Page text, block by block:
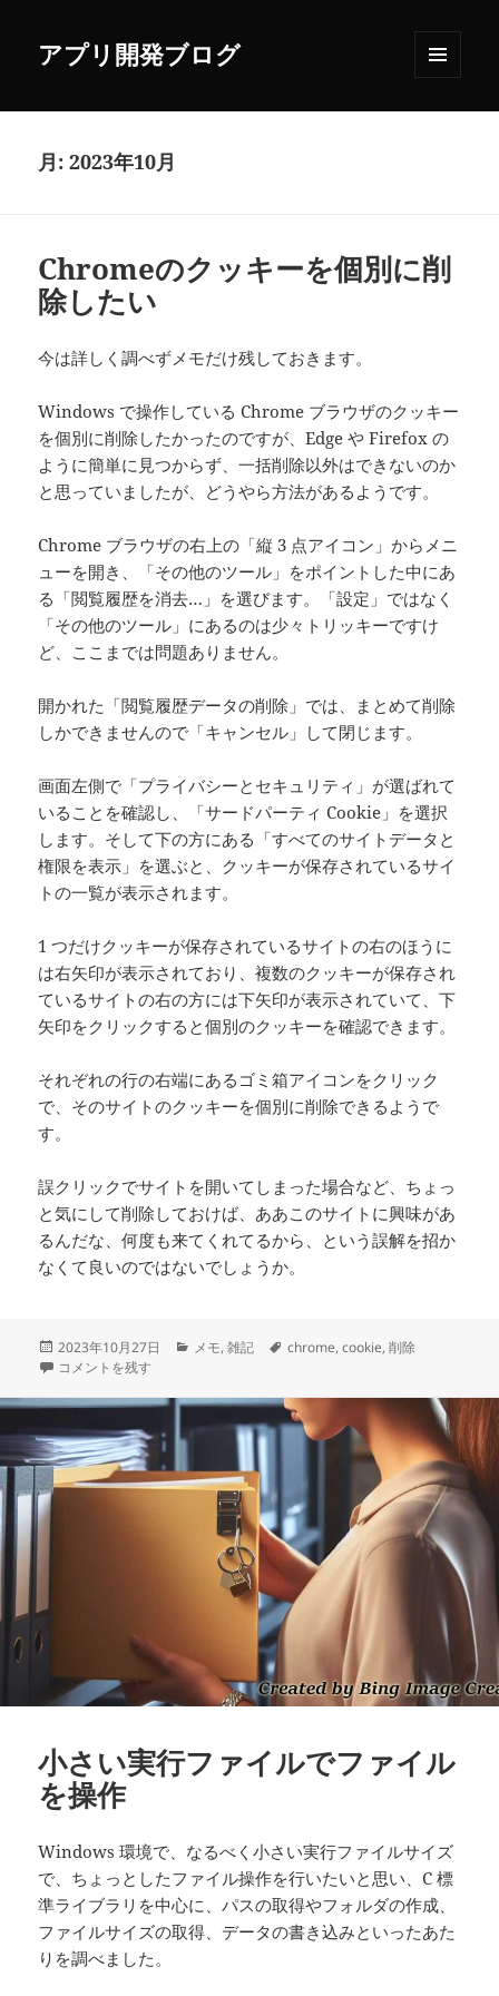
アプリ開発ブログ
ーとウ
月:2023年10月
Chromeのクッキーを個別に削
除したい
今は詳しく調べずメモだけ残しておきます。
Windows で操作している Chrome ブラウザのクッキー
を個別に削除したかったのですが、Edge や Firefox の
ように簡単に見つからず、一括削除以外はできないのか
と思っていましたが、どうやら方法があるようです。
Chrome ブラウザの右上の「縦 3 点アイコン」からメニ
ューを開き、「その他のツール」をポイントした中にあ
る「閲覧履歴を消去…」を選びます。「設定」ではなく
「その他のツール」にあるのは少々トリッキーですけ
ど、ここまでは問題ありません。
開かれた「閲覧履歴データの削除」では、まとめて削除
しかできませんので「キャンセル」して閉じます。
画面左側で「プライバシーとセキュリティ」が選ばれて
いることを確認し、「サードパーティ Cookie」を選択
します。そして下の方にある「すべてのサイトデータと
権限を表示」を選ぶと、クッキーが保存されているサイ
トの一覧が表示されます。
1 つだけクッキーが保存されているサイトの右のほうに
は右矢印が表示されており、複数のクッキーが保存され
ているサイトの右の方には下矢印が表示されていて、下
矢印をクリックすると個別のクッキーを確認できます。
それぞれの行の右端にあるゴミ箱アイコンをクリック
で、そのサイトのクッキーを個別に削除できるようで
す。
誤クリックでサイトを開いてしまった場合など、ちょっ
と気にして削除しておけば、ああこのサイトに興味があ
るんだな、何度も来てくれてるから、という誤解を招か
なくて良いのではないでしょうか。
投
稿
2023年10月27日
カ
リ
ー
メモ,雑記
タ
chrome,cookie,削除
Chromeのクッキーを個別に削除したい に
コメントを残す
小さい実行ファイルでファイル
を操作
Windows 環境で、なるべく小さい実行ファイルサイズ
で、ちょっとしたファイル操作を行いたいと思い、C 標
準ライブラリを中心に、パスの取得やフォルダの作成、
ファイルサイズの取得、データの書き込みといったあた
りを調べました。